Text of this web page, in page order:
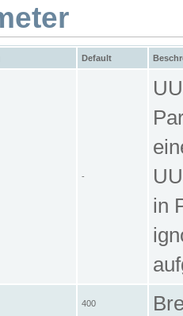
Default
-
in
400